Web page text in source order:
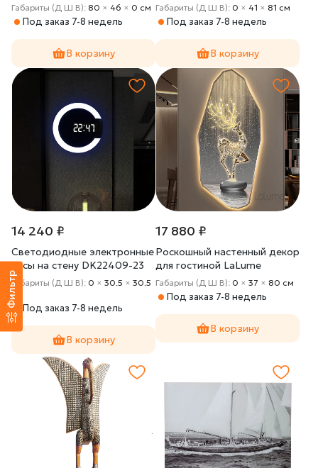
Фильтр
Габариты (Д Ш В): 80 × 46 × 0 cм
Под заказ 7-8 недель
В корзину
Габариты (Д Ш В): 0 × 41 × 81 cм
Под заказ 7-8 недель
В корзину
14 240 ₽
Светодиодные электронные
часы на стену DK22409-23
Габариты (Д Ш В): 0 × 30.5 × 30.5
cм
Под заказ 7-8 недель
В корзину
17 880 ₽
Роскошный настенный декор
для гостиной LaLume
DK21229-23
Габариты (Д Ш В): 0 × 37 × 80 cм
Под заказ 7-8 недель
В корзину